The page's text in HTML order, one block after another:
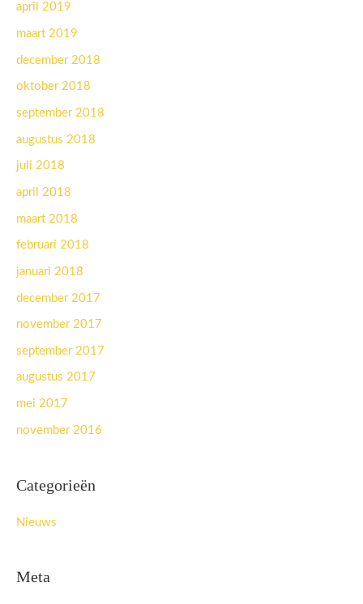
april 2019
maart 2019
december 2018
oktober 2018
september 2018
augustus 2018
juli 2018
april 2018
maart 2018
februari 2018
januari 2018
december 2017
november 2017
september 2017
augustus 2017
mei 2017
november 2016
Categorieën
Nieuws
Meta